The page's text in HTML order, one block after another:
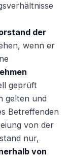
der
wenn er
geprüft
gelten und
Betreffenden
von der
nur,
von